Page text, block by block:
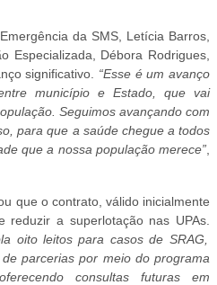
da SMS, Letícia Barros,
Especializada, Débora Rodrigues,
significativo. “Esse é um avanço
município e Estado, que vai
Seguimos avançando com
para que a saúde chegue a todos
que a nossa população merece”
que o contrato, válido inicialmente
a superlotação nas UPAs.
oito leitos para casos de SRAG,
parcerias por meio do programa
consultas futuras em